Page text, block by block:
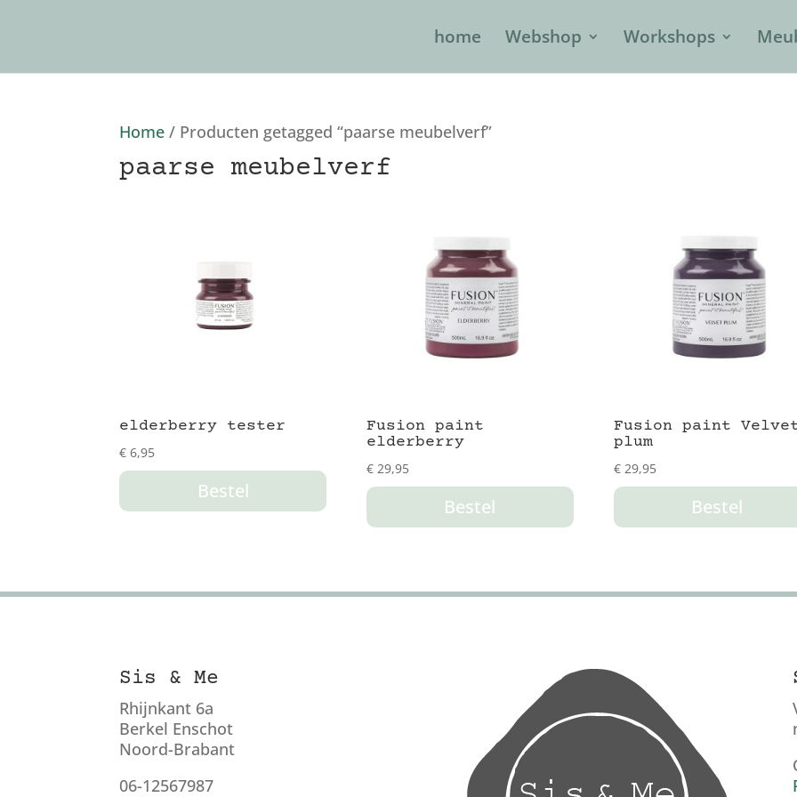
home Webshop Workshops
Home / Producten getagged “paarse meubelverf”
paarse meubelverf
elderberry tester
€ 6,95
Bestel
Fusion paint
elderberry
€ 29,95
Bestel
Fusion paint
plum
€ 29,95
Bestel
Sis & Me
Rhijnkant 6a
Berkel Enschot
Noord-Brabant
06-12567987